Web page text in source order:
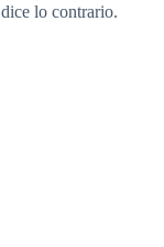
lo contrario.